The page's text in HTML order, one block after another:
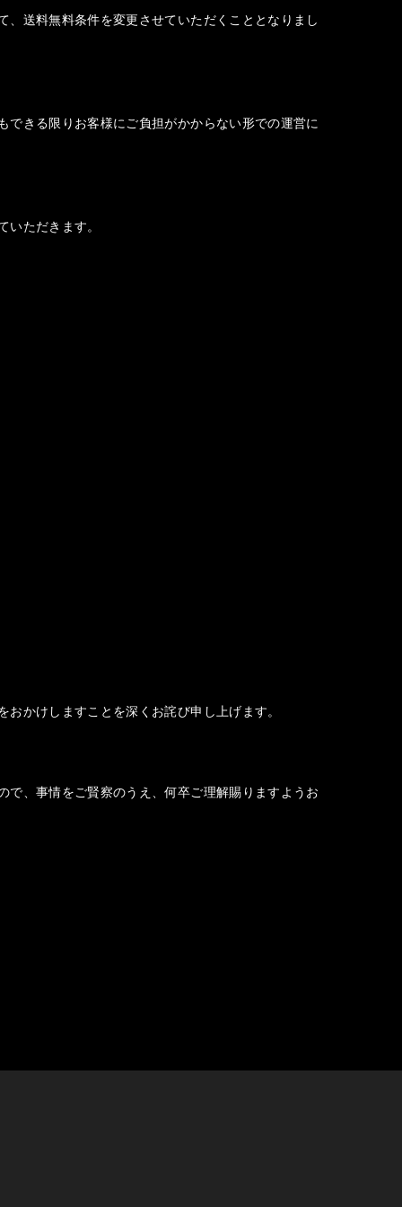
送料無料条件を変更させていただくこととなりまし
きる限りお客様にご負担がかからない形での運営に
ただきます。
かけしますことを深くお詫び申し上げます。
、事情をご賢察のうえ、何卒ご理解賜りますようお